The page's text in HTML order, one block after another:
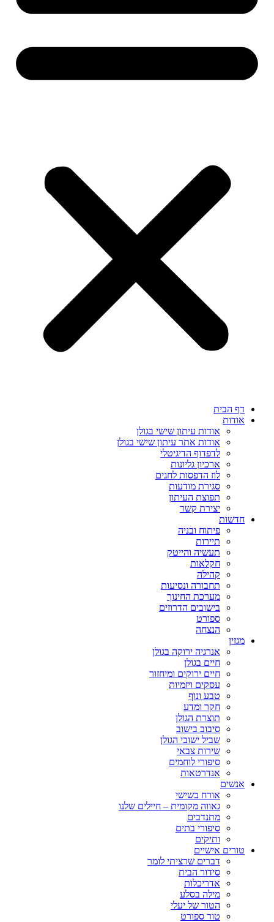
דף הבית
אודות
אודות עיתון שישי בגולן
אודות אתר עיתון שישי בגולן
לדפדוף הדיגיטלי
ארכיון גליונות
לוז הדפסות לחגים
סגירת מודעות
תפוצת העיתון
יצירת קשר
חדשות
פיתוח ובניה
תיירות
תעשיה והייטק
חקלאות
קהילה
תחבורה ונסיעות
מערכת החינוך
בישובים הדרוזים
ספורט
הנצחה
מגזין
אנרגיה ירוקה בגולן
חיים בגולן
חיים ירוקים ומיחזור
עסקים ויזמיות
טבע ונוף
חקר ומדע
תוצרת הגולן
סיבוב בישוב
שביל ישובי הגולן
שירות צבאי
סיפורי לוחמים
אנדרטאות
אנשים
אורח בשישי
גאווה מקומית – חיילים שלנו
מתנדבים
סיפורי בתים
ותיקים
טורים אישיים
דברים שרציתי לומר
סידור הבית
אדריכלות
מילה בסלע
הטור של יעלי
טור ספורט